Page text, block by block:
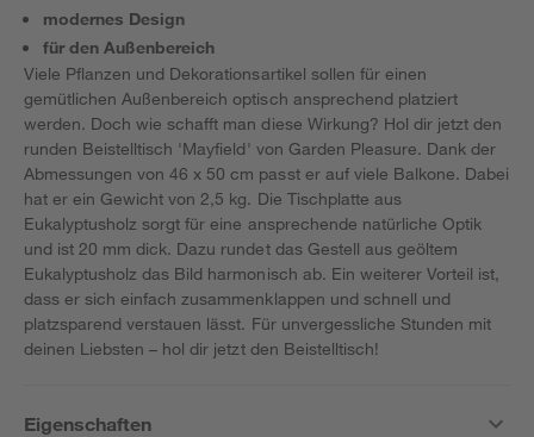
modernes Design
für den Außenbereich
Viele Pflanzen und Dekorationsartikel sollen für einen
gemütlichen Außenbereich optisch ansprechend platziert
werden. Doch wie schafft man diese Wirkung? Hol dir jetzt den
runden Beistelltisch 'Mayfield' von Garden Pleasure. Dank der
Abmessungen von 46 x 50 cm passt er auf viele Balkone. Dabei
hat er ein Gewicht von 2,5 kg. Die Tischplatte aus
Eukalyptusholz sorgt für eine ansprechende natürliche Optik
und ist 20 mm dick. Dazu rundet das Gestell aus geöltem
Eukalyptusholz das Bild harmonisch ab. Ein weiterer Vorteil ist,
dass er sich einfach zusammenklappen und schnell und
platzsparend verstauen lässt. Für unvergessliche Stunden mit
deinen Liebsten – hol dir jetzt den Beistelltisch!
Eigenschaften